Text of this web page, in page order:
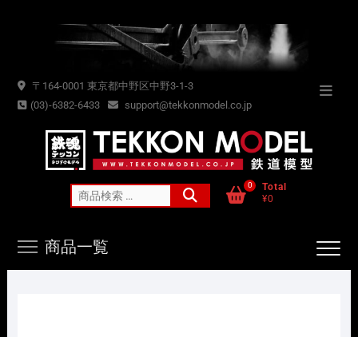
〒164-0001 東京都中野区中野3-1-3
(03)-6382-6433
support@tekkonmodel.co.jp
索
0
Total
¥0
商品一覧